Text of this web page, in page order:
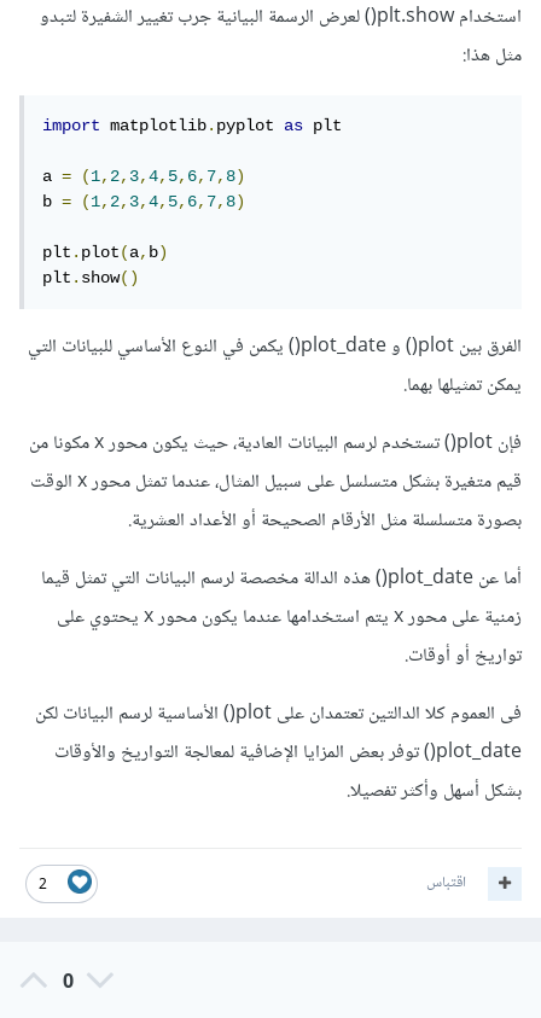
استخدام plt.show() لعرض الرسمة البيانية جرب تغيير الشفيرة لتبدو
مثل هذا:
import matplotlib.pyplot as plt
a = (1,2,3,4,5,6,7,8)
b = (1,2,3,4,5,6,7,8)
plt.plot(a,b)
plt.show()
الفرق بين plot() و plot_date() يكمن في النوع الأساسي للبيانات التي
يمكن تمثيلها بهما.
فإن plot() تستخدم لرسم البيانات العادية، حيث يكون محور x مكونا من
قيم متغيرة بشكل متسلسل على سبيل المثال، عندما تمثل محور x الوقت
بصورة متسلسلة مثل الأرقام الصحيحة أو الأعداد العشرية.
أما عن plot_date() هذه الدالة مخصصة لرسم البيانات التي تمثل قيما
زمنية على محور x يتم استخدامها عندما يكون محور x يحتوي على
تواريخ أو أوقات.
فى العموم كلا الدالتين تعتمدان على plot() الأساسية لرسم البيانات لكن
plot_date() توفر بعض المزايا الإضافية لمعالجة التواريخ والأوقات
بشكل أسهل وأكثر تفصيلا.
2 اقتباس
0